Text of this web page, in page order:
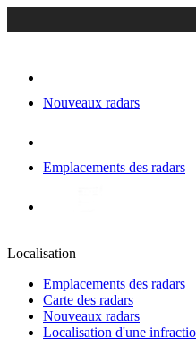
Nouveaux radars
Emplacements des radars
Localisation
Emplacements des radars
Carte des radars
Nouveaux radars
Localisation d'une